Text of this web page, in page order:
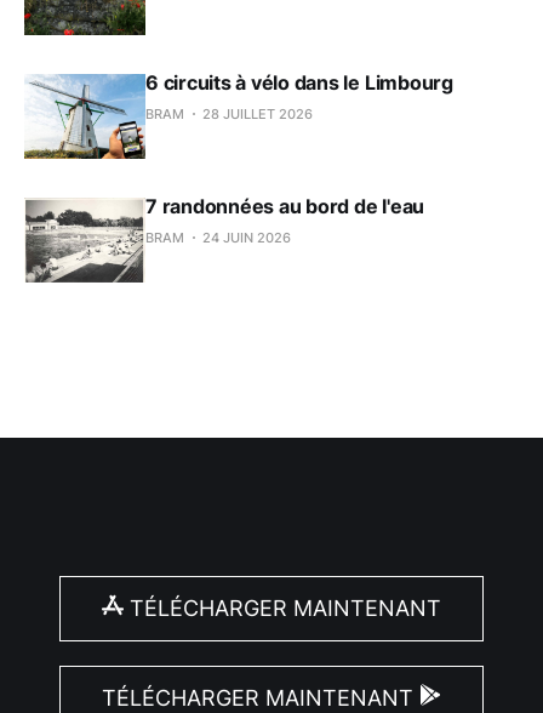
6 circuits à vélo dans le Limbourg
BRAM 28 JUILLET 2026
7 randonnées au bord de l'eau
BRAM 24 JUIN 2026
TÉLÉCHARGER MAINTENANT
TÉLÉCHARGER MAINTENANT